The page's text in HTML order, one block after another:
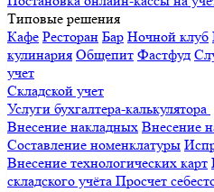
Типовые решения
Кафе Ресторан Бар Ночной клуб
кулинария Общепит Фастфуд
учет
Складской учет
Услуги бухгалтера-калькулятора
Внесение накладных Внесение
Составление номенклатуры
Внесение технологических карт
складского учёта Просчет